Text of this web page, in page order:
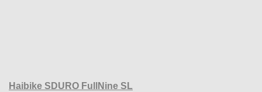
Haibike SDURO FullNine SL